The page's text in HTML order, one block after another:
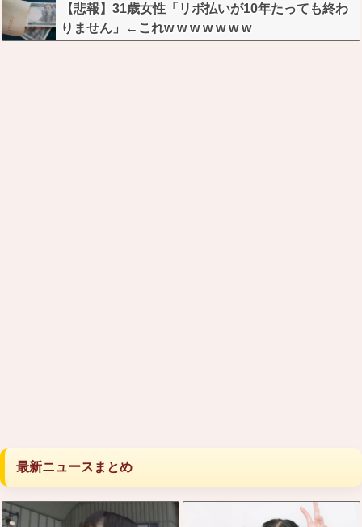
【悲報】31歳女性「リボ払いが10年たっても終わ
りません」←これw w w w w w w
最新ニュースまとめ